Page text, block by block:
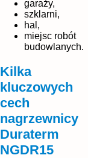
garaży,
szklarni,
hal,
miejsc robót
budowlanych.
Kilka
kluczowych
cech
nagrzewnicy
Duraterm
NGDR15